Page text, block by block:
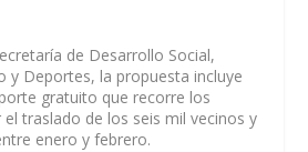
de Desarrollo Social,
y Deportes, la propuesta incluye
gratuito que recorre los
traslado de los seis mil vecinos y
enero y febrero.